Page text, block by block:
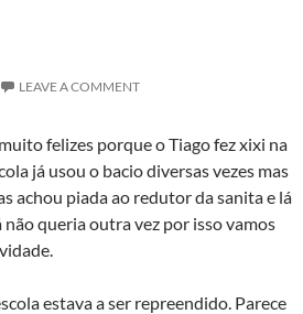
LEAVE A COMMENT
felizes porque o Tiago fez xixi na
já usou o bacio diversas vezes mas
achou piada ao redutor da sanita e lá
não queria outra vez por isso vamos
estava a ser repreendido. Parece